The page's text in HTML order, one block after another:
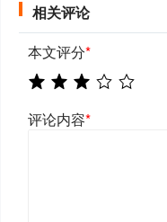
相关评论
本文评分*
评论内容*